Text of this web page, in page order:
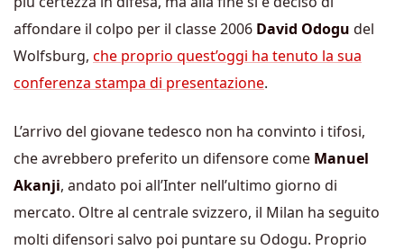
affondare il colpo per il classe 2006 David Odogu del
Wolfsburg, che proprio quest’oggi ha tenuto la sua
conferenza stampa di presentazione.
L’arrivo del giovane tedesco non ha convinto i tifosi,
che avrebbero preferito un difensore come Manuel
Akanji, andato poi all’Inter nell’ultimo giorno di
mercato. Oltre al centrale svizzero, il Milan ha seguito
molti difensori salvo poi puntare su Odogu. Proprio